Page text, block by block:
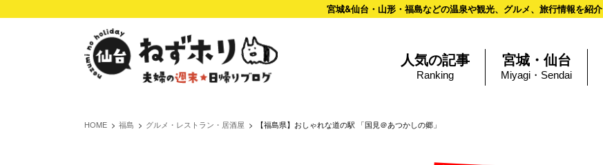
宮城&仙台・山形・福島などの温泉や観光、グルメ、旅行情報を紹介
人気の記事
Ranking
宮城・仙台
Miyagi・Sendai
HOME 福島 グルメ・レストラン・居酒屋 【福島県】おしゃれな道の駅 「国見＠あつかしの郷」